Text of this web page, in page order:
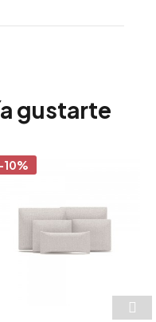
gustarte
10%